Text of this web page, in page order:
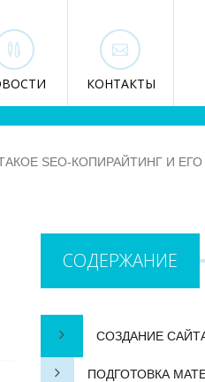
КОНТАКТЫ
SEO-КОПИРАЙТИНГ И ЕГО
СОДЕРЖАНИЕ
СОЗДАНИЕ
ПОДГОТОВКА